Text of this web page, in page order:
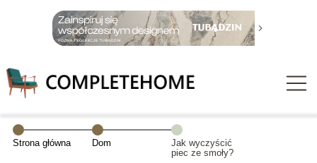
Strona główna Dom
Jak wyczyścić
piec ze smoły?